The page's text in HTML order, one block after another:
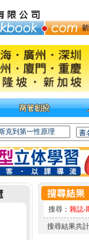
搜尋： 雜誌‧
搜尋結果共計